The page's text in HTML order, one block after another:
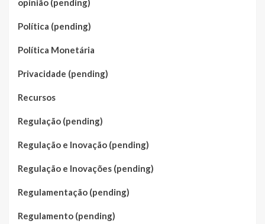
opinião (pending)
Política (pending)
Política Monetária
Privacidade (pending)
Recursos
Regulação (pending)
Regulação e Inovação (pending)
Regulação e Inovações (pending)
Regulamentação (pending)
Regulamento (pending)